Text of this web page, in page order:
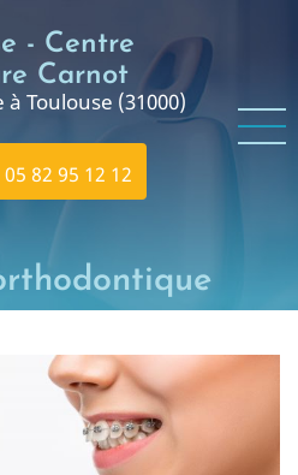
- Centre
Carnot
Toulouse (31000)
05 82 95 12 12